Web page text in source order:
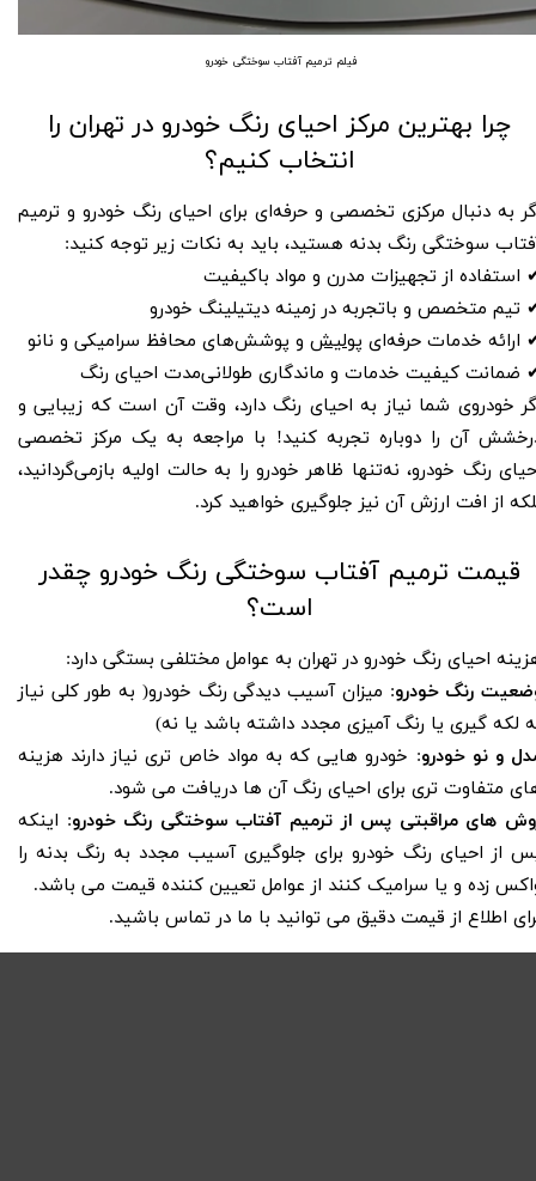
​​فیلم ترمیم آفتاب سوختگی خودرو
چرا بهترین مرکز احیای رنگ خودرو در تهران را
انتخاب کنیم؟
به دنبال مرکزی تخصصی و حرفه‌ای برای احیای رنگ خودرو و ترمیم
سوختگی رنگ بدنه هستید، باید به نکات زیر توجه کنید:
استفاده از تجهیزات مدرن و مواد باکیفیت
تیم متخصص و باتجربه در زمینه دیتیلینگ خودرو
ارائه خدمات حرفه‌ای پولیش و پوشش‌های محافظ سرامیکی و نانو
ضمانت کیفیت خدمات و ماندگاری طولانی‌مدت احیای رنگ
خودروی شما نیاز به احیای رنگ دارد، وقت آن است که زیبایی و
آن را دوباره تجربه کنید! با مراجعه به یک مرکز تخصصی
رنگ خودرو، نه‌تنها ظاهر خودرو را به حالت اولیه بازمی‌گردانید،
از افت ارزش آن نیز جلوگیری خواهید کرد.
قیمت ترمیم آفتاب سوختگی رنگ خودرو چقدر
است؟
احیای رنگ خودرو در تهران به عوامل مختلفی بستگی دارد:
رنگ خودرو: میزان آسیب دیدگی رنگ خودرو( به طور کلی نیاز
لکه گیری یا رنگ آمیزی مجدد داشته باشد یا نه)
و نو خودرو: خودرو هایی که به مواد خاص تری نیاز دارند هزینه
متفاوت تری برای احیای رنگ آن ها دریافت می شود.
های مراقبتی پس از ترمیم آفتاب سوختگی رنگ خودرو: اینکه
از احیای رنگ خودرو برای جلوگیری آسیب مجدد به رنگ بدنه را
زده و یا سرامیک کنند از عوامل تعیین کننده قیمت می باشد.
اطلاع از قیمت دقیق می توانید با ما در تماس باشید.